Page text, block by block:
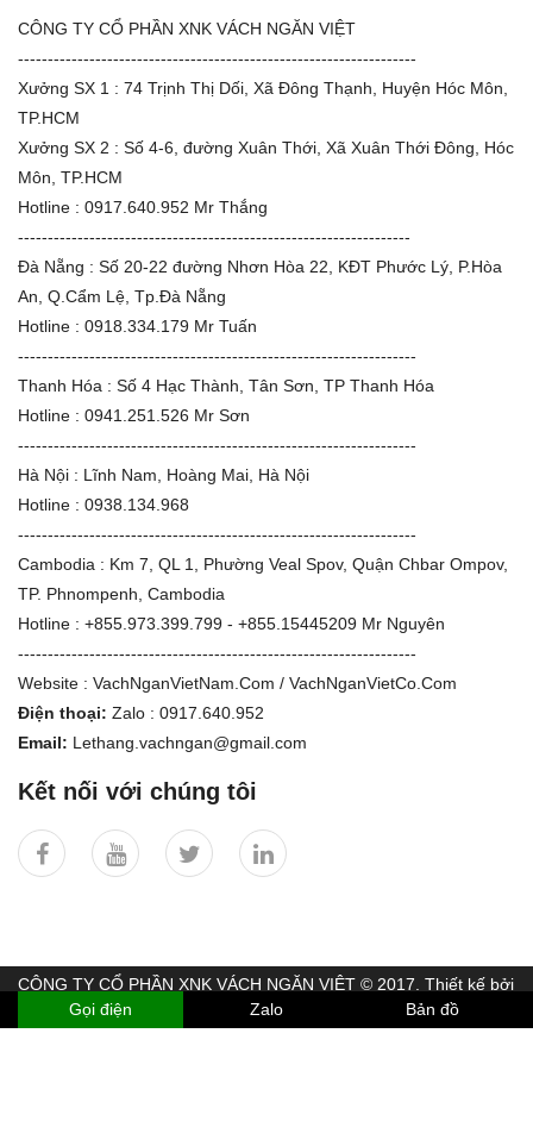
CÔNG TY CỔ PHẦN XNK VÁCH NGĂN VIỆT
-------------------------------------------------------------------
Xưởng SX 1 : 74 Trịnh Thị Dối, Xã Đông Thạnh, Huyện Hóc Môn,
TP.HCM
Xưởng SX 2 : Số 4-6, đường Xuân Thới, Xã Xuân Thới Đông, Hóc
Môn, TP.HCM
Hotline : 0917.640.952 Mr Thắng
------------------------------------------------------------------
Đà Nẵng : Số 20-22 đường Nhơn Hòa 22, KĐT Phước Lý, P.Hòa
An, Q.Cẩm Lệ, Tp.Đà Nẵng
Hotline : 0918.334.179 Mr Tuấn
-------------------------------------------------------------------
Thanh Hóa : Số 4 Hạc Thành, Tân Sơn, TP Thanh Hóa
Hotline : 0941.251.526 Mr Sơn
-------------------------------------------------------------------
Hà Nội : Lĩnh Nam, Hoàng Mai, Hà Nội
Hotline : 0938.134.968
-------------------------------------------------------------------
Cambodia : Km 7, QL 1, Phường Veal Spov, Quận Chbar Ompov,
TP. Phnompenh, Cambodia
Hotline : +855.973.399.799 - +855.15445209 Mr Nguyên
-------------------------------------------------------------------
Website : VachNganVietNam.Com / VachNganVietCo.Com
Điện thoại: Zalo : 0917.640.952
Email: Lethang.vachngan@gmail.com
Kết nối với chúng tôi
CÔNG TY CỔ PHẦN XNK VÁCH NGĂN VIỆT © 2017. Thiết kế bởi
TLPTECHGọi điện Zalo Bản đồ